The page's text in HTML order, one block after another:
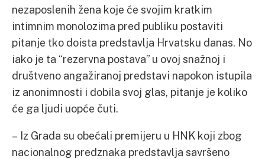
nezaposlenih žena koje će svojim kratkim
intimnim monolozima pred publiku postaviti
pitanje tko doista predstavlja Hrvatsku danas. No
iako je ta “rezervna postava” u ovoj snažnoj i
društveno angažiranoj predstavi napokon istupila
iz anonimnosti i dobila svoj glas, pitanje je koliko
će ga ljudi uopće čuti.
– Iz Grada su obećali premijeru u HNK koji zbog
nacionalnog predznaka predstavlja savršeno